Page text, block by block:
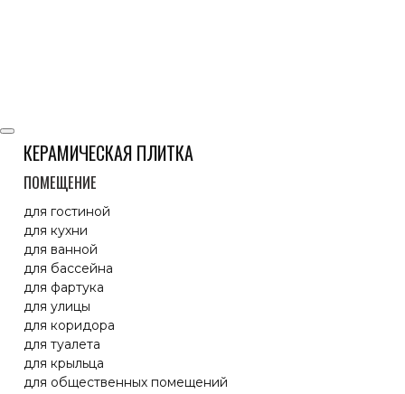
КЕРАМИЧЕСКАЯ ПЛИТКА
ПОМЕЩЕНИЕ
для гостиной
для кухни
для ванной
для бассейна
для фартука
для улицы
для коридора
для туалета
для крыльца
для общественных помещений